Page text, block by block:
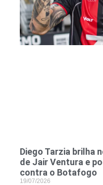
Diego Tarzia brilha
de Jair Ventura e
contra o Botafogo
19/07/2026